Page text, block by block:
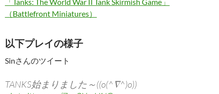
（Battlefront Miniatures）
以下プレイの様子
Sinさんのツイート
TANKS始まりました～((o(^∇^)o))